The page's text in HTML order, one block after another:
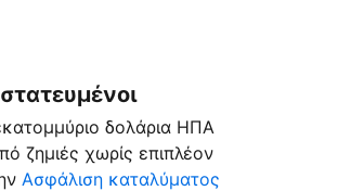
δολάρια ΗΠΑ
ζημιές χωρίς επιπλέον
Ασφάλιση καταλύματος